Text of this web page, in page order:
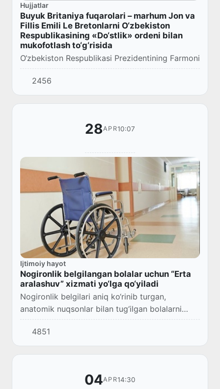
Hujjatlar
Buyuk Britaniya fuqarolari – marhum Jon va
Fillis Emili Le Bretonlarni O‘zbekiston
Respublikasining «Do‘stlik» ordeni bilan
mukofotlash to‘g‘risida
O‘zbekiston Respublikasi Prezidentining Farmoni
2456
28APR10:07
Ijtimoiy hayot
Nogironlik belgilangan bolalar uchun “Erta
aralashuv” xizmati yo‘lga qo‘yiladi
Nogironlik belgilari aniq ko‘rinib turgan,
anatomik nuqsonlar bilan tug‘ilgan bolalarni
qo‘shimcha tibbiy tekshiruv va jarrohlik
amaliyotini o‘tkazish bilan bog‘liq xarajatlar
Davl...
4851
04APR14:30